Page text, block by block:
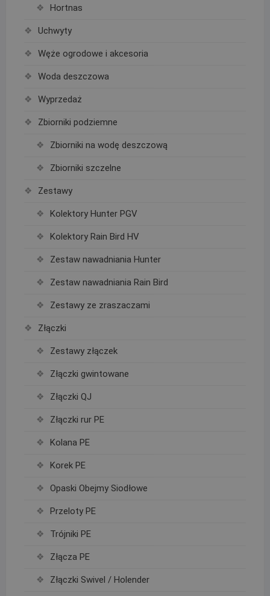
Hortnas
Uchwyty
Węże ogrodowe i akcesoria
Woda deszczowa
Wyprzedaż
Zbiorniki podziemne
Zbiorniki na wodę deszczową
Zbiorniki szczelne
Zestawy
Kolektory Hunter PGV
Kolektory Rain Bird HV
Zestaw nawadniania Hunter
Zestaw nawadniania Rain Bird
Zestawy ze zraszaczami
Złączki
Zestawy złączek
Złączki gwintowane
Złączki QJ
Złączki rur PE
Kolana PE
Korek PE
Opaski Obejmy Siodłowe
Przeloty PE
Trójniki PE
Złącza PE
Złączki Swivel / Holender